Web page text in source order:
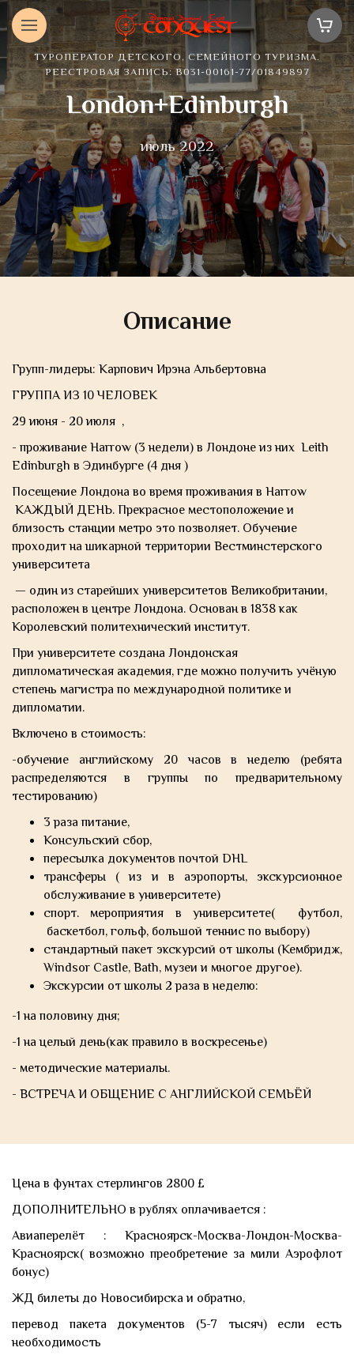
ТУРОПЕРАТОР ДЕТСКОГО, СЕМЕЙНОГО ТУРИЗМА.
РЕЕСТРОВАЯ ЗАПИСЬ: В031-00161-77/01849897
London+Edinburgh
июль 2022
Описание
Групп-лидеры: Карпович Ирэна Альбертовна
ГРУППА ИЗ 10 ЧЕЛОВЕК
29 июня - 20 июля ,
- проживание Harrow (3 недели) в Лондоне из них Leith
Edinburgh в Эдинбурге (4 дня )
Посещение Лондона во время проживания в Harrow
КАЖДЫЙ ДЕНЬ. Прекрасное местоположение и
близость станции метро это позволяет. Обучение
проходит на шикарной территории Вестминстерского
университета
— один из старейших университетов Великобритании,
расположен в центре Лондона. Основан в 1838 как
Королевский политехнический институт.
При университете создана Лондонская
дипломатическая академия, где можно получить учёную
степень магистра по международной политике и
дипломатии.
Включено в стоимость:
-обучение английскому 20 часов в неделю (ребята
распределяются в группы по предварительному
тестированию)
3 раза питание,
Консульский сбор,
пересылка документов почтой DHL
трансферы ( из и в аэропорты, экскурсионное
обслуживание в университете)
спорт. мероприятия в университете( футбол,
баскетбол, гольф, большой теннис по выбору)
стандартный пакет экскурсий от школы (Кембридж,
Windsor Castle, Bath, музеи и многое другое).
Экскурсии от школы 2 раза в неделю:
-1 на половину дня;
-1 на целый день(как правило в воскресенье)
- методические материалы.
- ВСТРЕЧА И ОБЩЕНИЕ С АНГЛИЙСКОЙ СЕМЬЁЙ
Цена в фунтах стерлингов 2800 £
ДОПОЛНИТЕЛЬНО в рублях оплачивается :
Авиаперелёт : Красноярск-Москва-Лондон-Москва-
Красноярск( возможно преобретение за мили Аэрофлот
бонус)
ЖД билеты до Новосибирска и обратно,
перевод пакета документов (5-7 тысяч) если есть
необходимость